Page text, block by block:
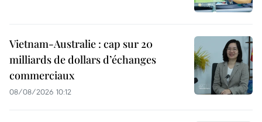
Vietnam-Australie : cap sur 20
milliards de dollars d’échanges
commerciaux
08/08/2026 10:12